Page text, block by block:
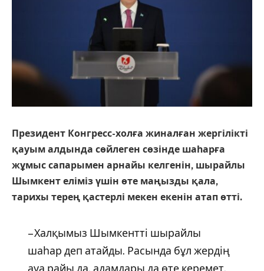
Президент Конгресс-холға жиналған жергілікті
қауым алдында сөйлеген сөзінде шаһарға
жұмыс сапарымен арнайы келгенін, шырайлы
Шымкент еліміз үшін өте маңызды қала,
тарихы терең қастерлі мекен екенін атап өтті.
– Халқымыз Шымкентті шырайлы
шаһар деп атайды. Расында бұл жердің
ауа райы да, адамдары да өте керемет,